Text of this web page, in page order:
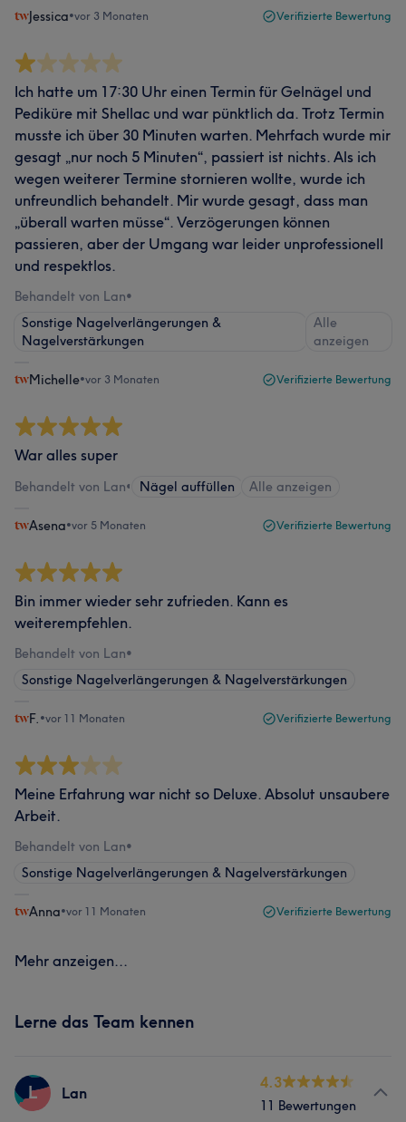
Jessica•vor 3 Monaten Verifizierte Bewertung
Ich hatte um 17:30 Uhr einen Termin für Gelnägel und
Pediküre mit Shellac und war pünktlich da. Trotz Termin
musste ich über 30 Minuten warten. Mehrfach wurde mir
gesagt „nur noch 5 Minuten“, passiert ist nichts. Als ich
wegen weiterer Termine stornieren wollte, wurde ich
unfreundlich behandelt. Mir wurde gesagt, dass man
„überall warten müsse“. Verzögerungen können
passieren, aber der Umgang war leider unprofessionell
und respektlos.
Behandelt von Lan•
Sonstige Nagelverlängerungen &
Nagelverstärkungen
Alle
anzeigen
Michelle•vor 3 Monaten Verifizierte Bewertung
War alles super
Behandelt von Lan• Nägel auffüllen Alle anzeigen
Asena•vor 5 Monaten Verifizierte Bewertung
Bin immer wieder sehr zufrieden. Kann es
weiterempfehlen.
Behandelt von Lan•
Sonstige Nagelverlängerungen & Nagelverstärkungen
F. •vor 11 Monaten Verifizierte Bewertung
Meine Erfahrung war nicht so Deluxe. Absolut unsaubere
Arbeit.
Behandelt von Lan•
Sonstige Nagelverlängerungen & Nagelverstärkungen
Anna•vor 11 Monaten Verifizierte Bewertung
Mehr anzeigen...
Lerne das Team kennen
L Lan
4.3
11 Bewertungen